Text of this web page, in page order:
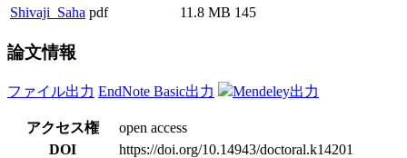
Shivaji_Saha pdf 11.8 MB 145
論文情報
ファイル出力 EndNote Basic出力 Mendeley出力
アクセス権
open access
DOI
https://doi.org/10.14943/doctoral.k14201